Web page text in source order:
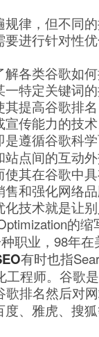
律，但不同的
进行针对性
各类谷歌如何
特定关键词
提高谷歌排
宣传能力的技
是遵循谷歌科
点间的互动
其在谷歌中
和强化网络
技术就是让别
的
职业，98年
有时也指
工程师。谷歌
歌排名然后对
、雅虎、搜